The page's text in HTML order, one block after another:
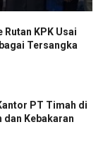
Rutan KPK Usai
Tersangka
PT Timah di
dan Kebakaran